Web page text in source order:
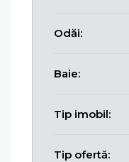
Odăi:
Baie:
Tip imobil:
Tip ofertă: